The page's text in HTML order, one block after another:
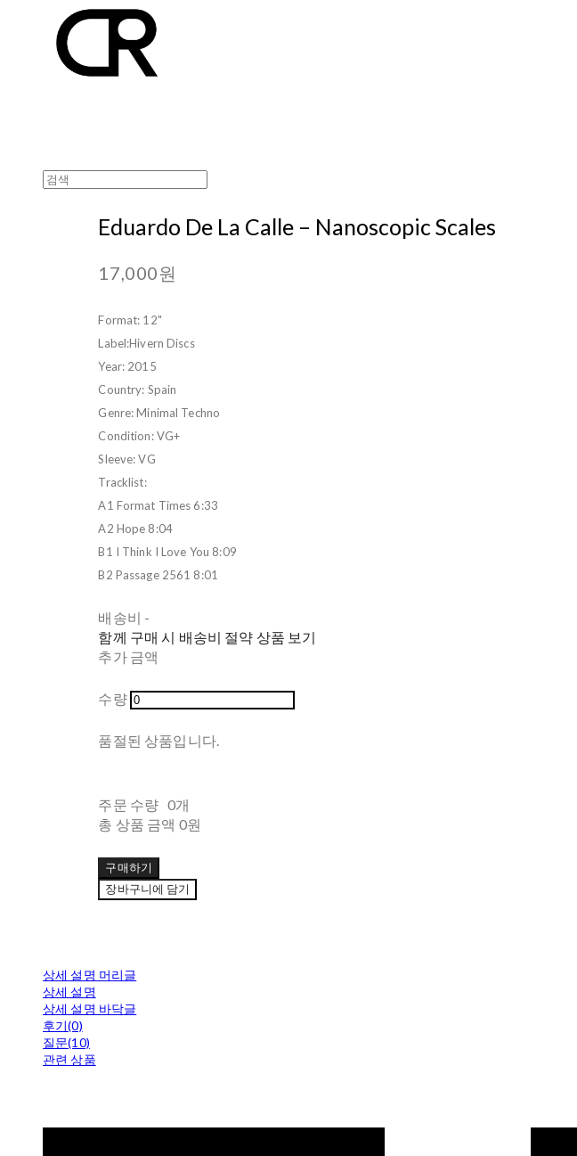
Eduardo De La Calle ‎– Nanoscopic Scales
17,000원
Format: 12"
Label:Hivern Discs
Year: 2015
Country: Spain
Genre: Minimal Techno
Condition: VG+
Sleeve: VG
Tracklist:
A1 Format Times 6:33
A2 Hope 8:04
B1 I Think I Love You 8:09
B2 Passage 2561 8:01
배송비 -
함께 구매 시 배송비 절약 상품 보기
추가 금액
수량
품절된 상품입니다.
주문 수량 0개
총 상품 금액 0원
구매하기
장바구니에 담기
상세 설명 머리글
상세 설명
상세 설명 바닥글
후기(0)
질문(10)
관련 상품